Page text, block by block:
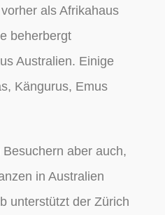
als Afrikahaus
beherbergt
Australien. Einige
Kängurus, Emus
aber auch,
in Australien
unterstützt der Zürich